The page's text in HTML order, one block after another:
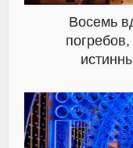
Восемь